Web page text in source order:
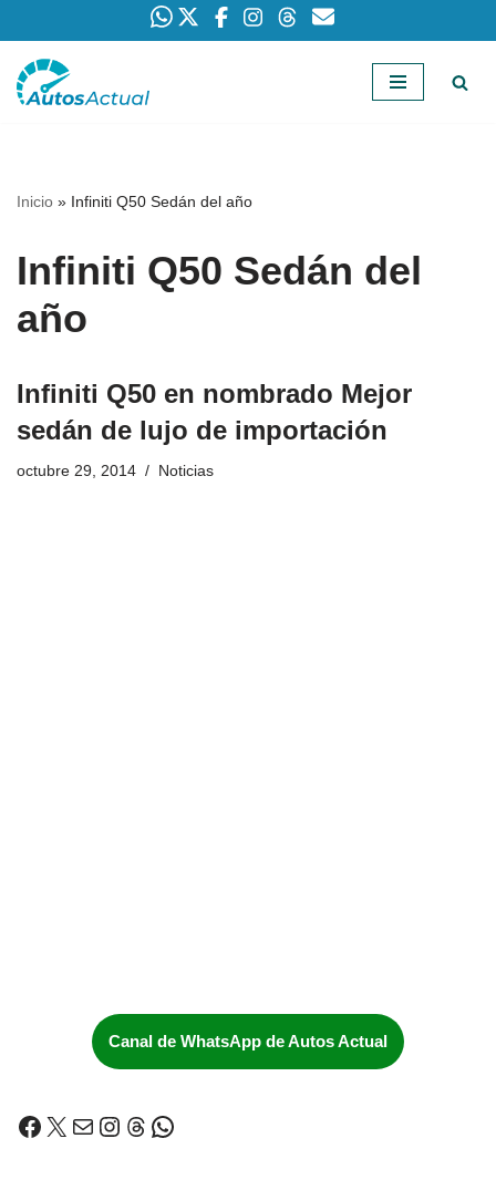
Saltar
Inicio » Infiniti Q50 Sedán del año
Infiniti Q50 Sedán del
año
Infiniti Q50 en nombrado Mejor
sedán de lujo de importación
octubre 29, 2014 Noticias
Canal de WhatsApp de Autos Actual